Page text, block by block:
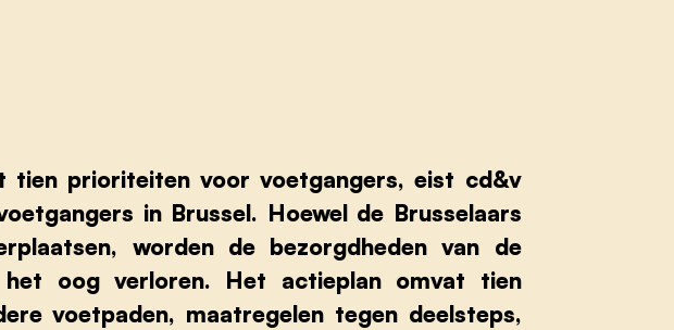
tien prioriteiten voor voetgangers, eist cd&v
in Brussel. Hoewel de Brusselaars
worden de bezorgdheden van de
oog verloren. Het actieplan omvat tien
voetpaden, maatregelen tegen deelsteps,